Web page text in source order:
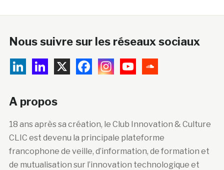
Nous suivre sur les réseaux sociaux
A propos
18 ans après sa création, le Club Innovation & Culture
CLIC est devenu la principale plateforme
francophone de veille, d’information, de formation et
de mutualisation sur l’innovation technologique et